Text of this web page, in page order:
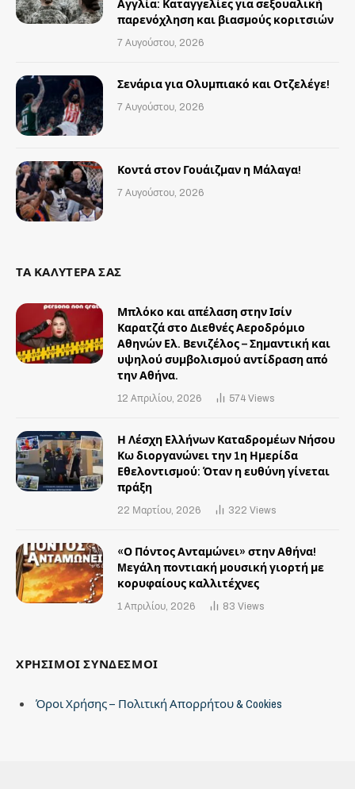
Αγγλία: Καταγγελίες για σεξουαλική
παρενόχληση και βιασμούς κοριτσιών
7 Αυγούστου, 2026
Σενάρια για Ολυμπιακό και Οτζελέγε!
7 Αυγούστου, 2026
Κοντά στον Γουάιζμαν η Μάλαγα!
7 Αυγούστου, 2026
ΤΑ ΚΑΛΥΤΕΡΑ ΣΑΣ
Μπλόκο και απέλαση στην Ισίν
Καρατζά στο Διεθνές Αεροδρόμιο
Αθηνών Ελ. Βενιζέλος – Σημαντική και
υψηλού συμβολισμού αντίδραση από
την Αθήνα.
12 Απριλίου, 2026 574 Views
Η Λέσχη Ελλήνων Καταδρομέων Νήσου
Κω διοργανώνει την 1η Ημερίδα
Εθελοντισμού: Όταν η ευθύνη γίνεται
πράξη
22 Μαρτίου, 2026 322 Views
«Ο Πόντος Ανταμώνει» στην Αθήνα!
Mεγάλη ποντιακή μουσική γιορτή με
κορυφαίους καλλιτέχνες
1 Απριλίου, 2026 83 Views
ΧΡΗΣΙΜΟΙ ΣΥΝΔΕΣΜΟΙ
Όροι Χρήσης – Πολιτική Απορρήτου & Cookies